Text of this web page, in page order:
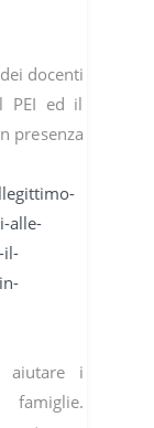
docenti
PEI ed il
presenza
alle-
il-
aiutare i